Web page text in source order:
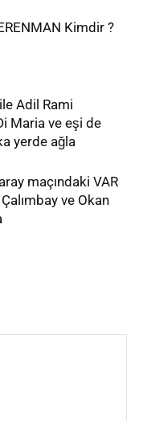
Kimdir ?
Adil Rami
Maria ve eşi de
yerde ağla
maçındaki VAR
Çalımbay ve Okan